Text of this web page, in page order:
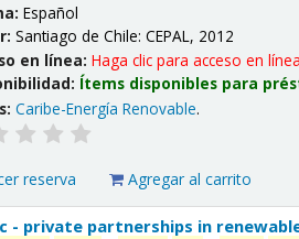
Español
Santiago de Chile: CEPAL, 2012
en línea:Haga clic para acceso en línea
Ítems disponibles para
Caribe-Energía Renovable.
reserva Agregar al carrito
- private partnerships in